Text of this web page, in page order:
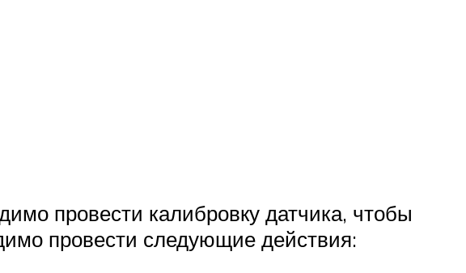
провести калибровку датчика, чтобы
провести следующие действия: